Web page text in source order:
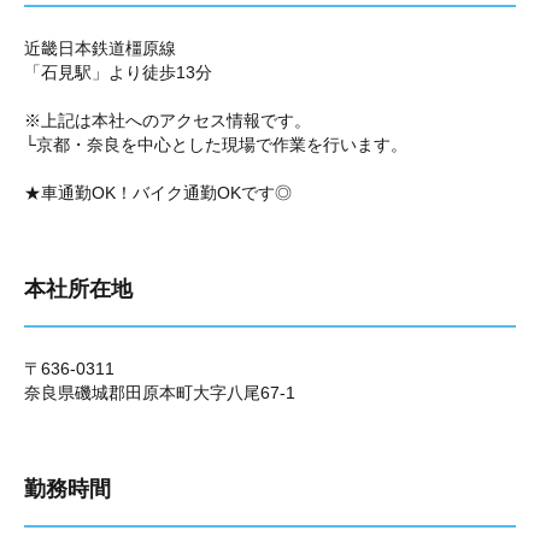
近畿日本鉄道橿原線
「石見駅」より徒歩13分
※上記は本社へのアクセス情報です。
└京都・奈良を中心とした現場で作業を行います。
★車通勤OK！バイク通勤OKです◎
本社所在地
〒636-0311
奈良県磯城郡田原本町大字八尾67-1
勤務時間